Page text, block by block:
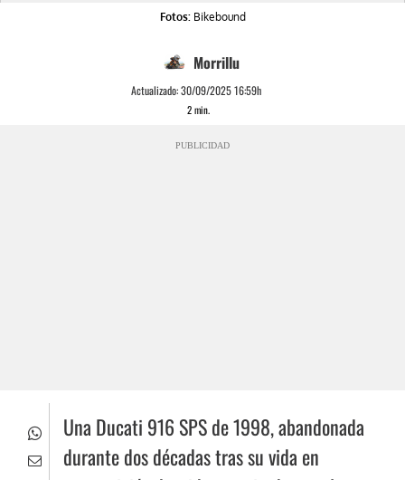
Fotos:Bikebound
Morrillu
Actualizado:30/09/2025 16:59h
2min.
PUBLICIDAD
Una Ducati 916 SPS de 1998, abandonada
durante dos décadas tras su vida en